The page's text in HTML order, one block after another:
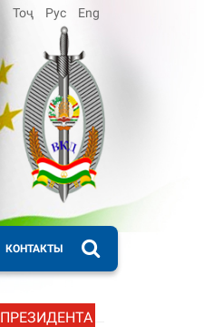
Тоҷ Рус Eng
КОНТАКТЫ